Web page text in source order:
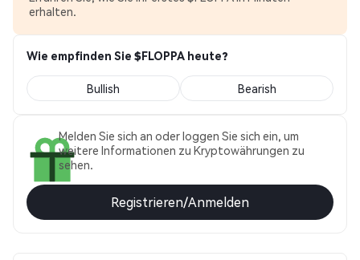
erhalten.
Wie empfinden Sie $FLOPPA heute?
Bullish Bearish
Melden Sie sich an oder loggen Sie sich ein, um
weitere Informationen zu Kryptowährungen zu
sehen.
Registrieren/Anmelden